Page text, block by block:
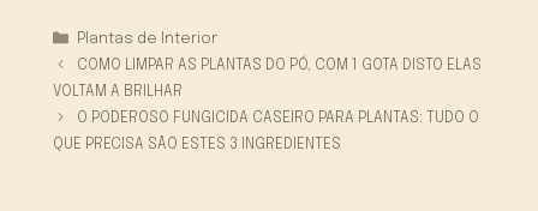
Categorias
Plantas de Interior
COMO LIMPAR AS PLANTAS DO PÓ, COM 1 GOTA DISTO ELAS
VOLTAM A BRILHAR
O PODEROSO FUNGICIDA CASEIRO PARA PLANTAS: TUDO O
QUE PRECISA SÃO ESTES 3 INGREDIENTES